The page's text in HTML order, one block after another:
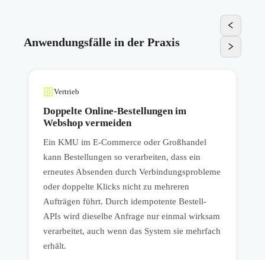
Anwendungsfälle in der Praxis
Vertrieb
Doppelte Online-Bestellungen im
Webshop vermeiden
Ein KMU im E-Commerce oder Großhandel
kann Bestellungen so verarbeiten, dass ein
erneutes Absenden durch Verbindungsprobleme
oder doppelte Klicks nicht zu mehreren
Aufträgen führt. Durch idempotente Bestell-
APIs wird dieselbe Anfrage nur einmal wirksam
verarbeitet, auch wenn das System sie mehrfach
erhält.